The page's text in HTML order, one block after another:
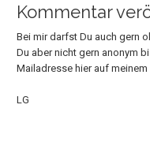
Kommentar
Bei mir darfst Du auch gern
Du aber nicht gern anonym
Mailadresse hier auf
LG